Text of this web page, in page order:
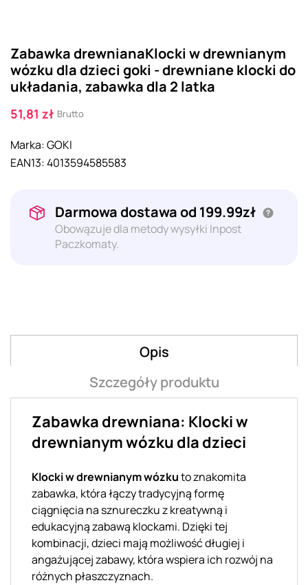
Zabawka drewnianaKlocki w drewnianym
wózku dla dzieci goki - drewniane klocki do
układania, zabawka dla 2 latka
51,81 zł Brutto
Marka:GOKI
EAN13:4013594585583
Darmowa dostawa od 199.99zł
Obowązuje dla metody wysyłki Inpost
Paczkomaty.
Opis
Szczegóły produktu
Zabawka drewniana: Klocki w
drewnianym wózku dla dzieci
Klocki w drewnianym wózkuto znakomita
zabawka, która łączy tradycyjną formę
ciągnięcia na sznureczku z kreatywną i
edukacyjną zabawą klockami. Dzięki tej
kombinacji, dzieci mają możliwość długiej i
angażującej zabawy, która wspiera ich rozwój na
różnych płaszczyznach.